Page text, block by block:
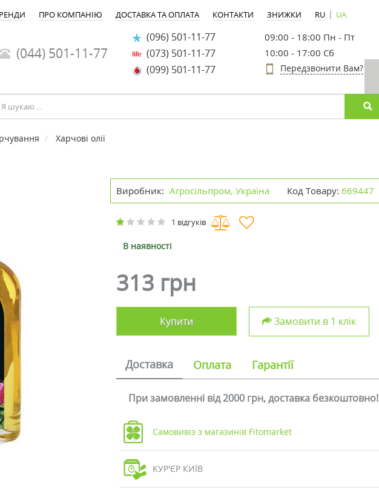
ПРО КОМПАНІЮ ДОСТАВКА ТА ОПЛАТА КОНТАКТИ ЗНИЖКИ RU | UA
(044) 501-11-77
(096) 501-11-77
(073) 501-11-77
(099) 501-11-77
09:00 - 18:00 Пн - Пт
10:00 - 17:00 Сб
Передзвонити Вам?
Харчові олії
Виробник: Агросільпром, Україна Код Товару: 669447
1 відгуків
В наявності
313 грн
Купити Замовити в 1 клік
Доставка Оплата Гарантії
При замовленні від 2000 грн, доставка безкоштовно!
Самовивіз з магазинів Fitomarket
КУР'ЄР КИЇВ